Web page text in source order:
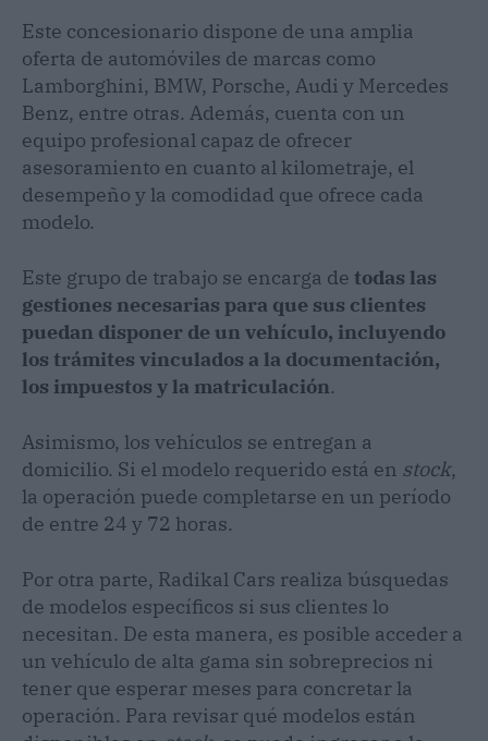
Este concesionario dispone de una amplia
oferta de automóviles de marcas como
Lamborghini, BMW, Porsche, Audi y Mercedes
Benz, entre otras. Además, cuenta con un
equipo profesional capaz de ofrecer
asesoramiento en cuanto al kilometraje, el
desempeño y la comodidad que ofrece cada
modelo.
Este grupo de trabajo se encarga de todas las
gestiones necesarias para que sus clientes
puedan disponer de un vehículo, incluyendo
los trámites vinculados a la documentación,
los impuestos y la matriculación.
Asimismo, los vehículos se entregan a
domicilio. Si el modelo requerido está en stock,
la operación puede completarse en un período
de entre 24 y 72 horas.
Por otra parte, Radikal Cars realiza búsquedas
de modelos específicos si sus clientes lo
necesitan. De esta manera, es posible acceder a
un vehículo de alta gama sin sobreprecios ni
tener que esperar meses para concretar la
operación. Para revisar qué modelos están